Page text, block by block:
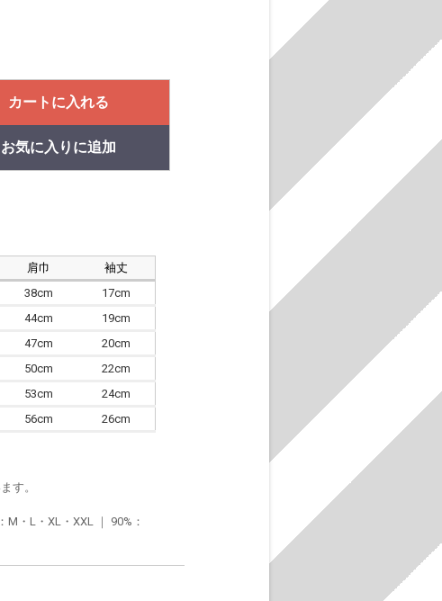
カートに入れる
お気に入りに追加
肩巾
袖丈
38cm
17cm
44cm
19cm
47cm
20cm
50cm
22cm
53cm
24cm
56cm 26cm
す。
・L・XL・XXL ｜ 90%：